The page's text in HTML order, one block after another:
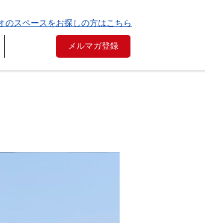
のスペースをお探しの方はこちら
メルマガ登録